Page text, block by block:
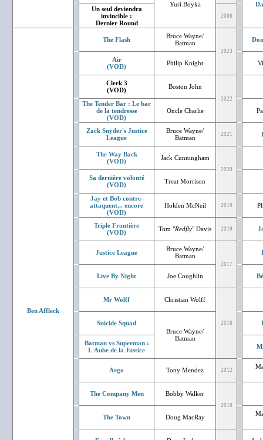
Yuri Boyka
Un seul deviendra
invincible :
Dernier Round
2006
Ben Affleck
The Flash
Bruce Wayne/
Batman
2023
Air
(VOD)
Philip Knight
Clerk 3
(VOD)
Boston John
2022
The Tender Bar : Le bar
de la tendresse
(VOD)
Oncle Charlie
Zack Snyder's Justice
League
Bruce Wayne/
Batman
2021
The Way Back
(VOD)
Jack Cunningham
2020
Sa dernière volonté
(VOD)
Treat Morrison
Jay et Bob contre-
attaquent... encore
(VOD)
Holden McNeil 2019
Triple Frontière
(VOD)
Tom "Redfly" Davis 2019
Justice League
Bruce Wayne/
Batman
2017
Live By Night Joe Coughlin
Mr Wolff Christian Wolff
2016
Suicide Squad
Bruce Wayne/
Batman
Batman vs Superman :
L'Aube de la Justice
Argo Tony Mendez 2012
The Company Men Bobby Walker
2010
The Town Doug MacRay